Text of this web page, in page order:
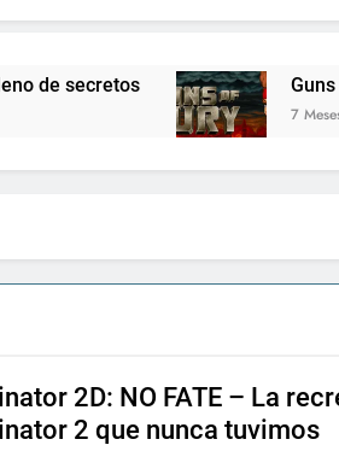
Guns of Fury – El
7 Meses Atrás
2D: NO FATE – La
2 que nunca tuvimos